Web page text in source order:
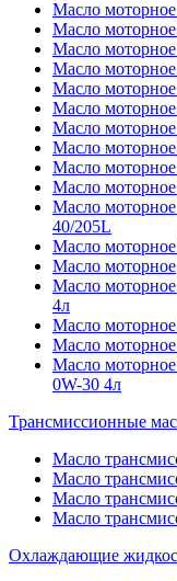
Масло
Масло
Масло
Масло
Масло
Масло
Масло
Масло
Масло
Масло
Масло
40/205L
Масло
Масло моторное
Масло
4л
Масло
Масло
Масло
0W-30 4л
Трансмиссионные
Масло
Масло
Масло
Масло
Охлаждающие